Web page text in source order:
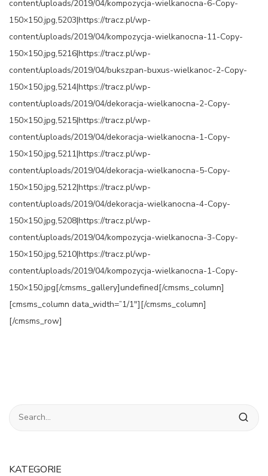
content/uploads/2019/04/kompozycja-wielkanocna-6-Copy-
150×150.jpg,5203|https://tracz.pl/wp-
content/uploads/2019/04/kompozycja-wielkanocna-11-Copy-
150×150.jpg,5216|https://tracz.pl/wp-
content/uploads/2019/04/bukszpan-buxus-wielkanoc-2-Copy-
150×150.jpg,5214|https://tracz.pl/wp-
content/uploads/2019/04/dekoracja-wielkanocna-2-Copy-
150×150.jpg,5215|https://tracz.pl/wp-
content/uploads/2019/04/dekoracja-wielkanocna-1-Copy-
150×150.jpg,5211|https://tracz.pl/wp-
content/uploads/2019/04/dekoracja-wielkanocna-5-Copy-
150×150.jpg,5212|https://tracz.pl/wp-
content/uploads/2019/04/dekoracja-wielkanocna-4-Copy-
150×150.jpg,5208|https://tracz.pl/wp-
content/uploads/2019/04/kompozycja-wielkanocna-3-Copy-
150×150.jpg,5210|https://tracz.pl/wp-
content/uploads/2019/04/kompozycja-wielkanocna-1-Copy-
150×150.jpg[/cmsms_gallery]undefined[/cmsms_column]
[cmsms_column data_width=”1/1″][/cmsms_column]
[/cmsms_row]
KATEGORIE